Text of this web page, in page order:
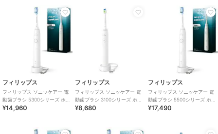
フィリップス
フィリップス ソニッケアー 電
動歯ブラシ 5300シリーズ ホ
ワイト
¥14,960
フィリップス
フィリップス ソニッケアー 電
動歯ブラシ 3100シリーズ ホワ
イト
¥8,680
フィリップス
フィリップス ソニッケアー 電
動歯ブラシ 5500シリーズ ホ
ワイト
¥17,490